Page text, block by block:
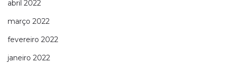
abril 2022
março 2022
fevereiro 2022
janeiro 2022